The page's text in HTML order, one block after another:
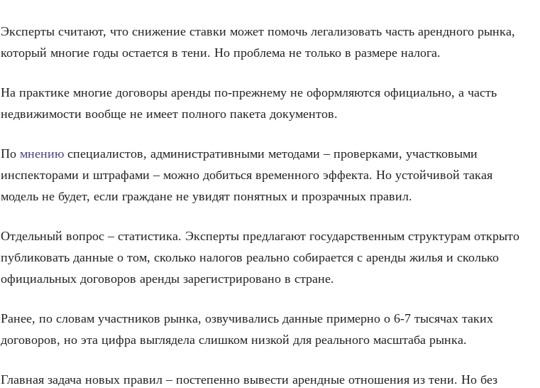
Эксперты считают, что снижение ставки может помочь легализовать часть арендного рынка,
который многие годы остается в тени. Но проблема не только в размере налога.
На практике многие договоры аренды по-прежнему не оформляются официально, а часть
недвижимости вообще не имеет полного пакета документов.
По мнению специалистов, административными методами – проверками, участковыми
инспекторами и штрафами – можно добиться временного эффекта. Но устойчивой такая
модель не будет, если граждане не увидят понятных и прозрачных правил.
Отдельный вопрос – статистика. Эксперты предлагают государственным структурам открыто
публиковать данные о том, сколько налогов реально собирается с аренды жилья и сколько
официальных договоров аренды зарегистрировано в стране.
Ранее, по словам участников рынка, озвучивались данные примерно о 6-7 тысячах таких
договоров, но эта цифра выглядела слишком низкой для реального масштаба рынка.
Главная задача новых правил – постепенно вывести арендные отношения из тени. Но без